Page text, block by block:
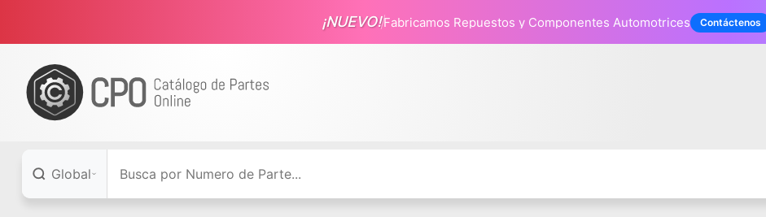
¡NUEVO!Fabricamos Repuestos y Componentes Automotrices Contáctenos
Global